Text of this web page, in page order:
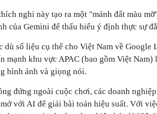
nghi này tạo ra một "mảnh đất màu
của Gemini để thấu hiểu ý định thực sự
dù số liệu cụ thể cho Việt Nam về Google
mạnh khu vực APAC (bao gồm Việt
hình ảnh và giọng nói.
đứng ngoài cuộc chơi, các doanh
với AI để giải bài toán hiệu suất. Với